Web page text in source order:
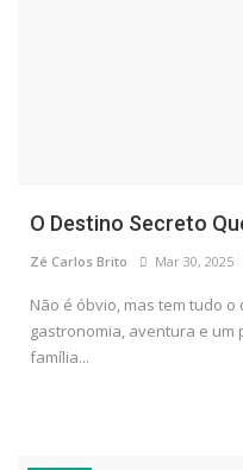
O Destino Secreto
Zé Carlos Brito Mar 30, 2025
Não é óbvio, mas tem tudo
gastronomia, aventura e um
família...